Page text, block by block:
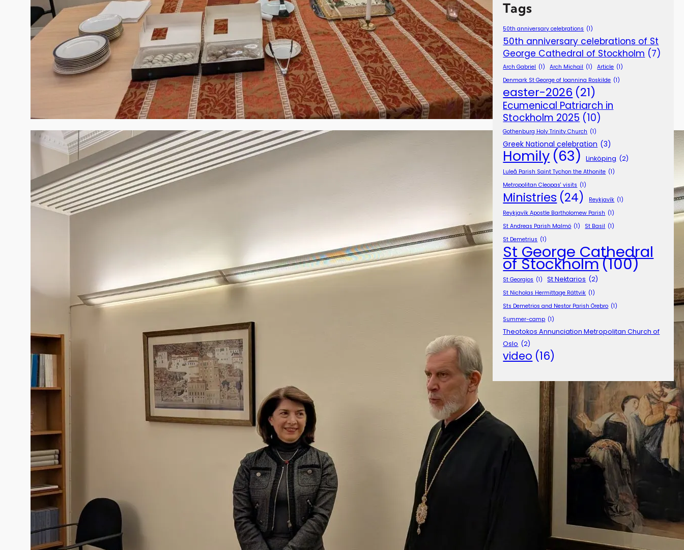
Tags
50th anniversary celebrations (1)
50th anniversary celebrations of St
George Cathedral of Stockholm (7)
Arch Gabriel (1) Arch Michail (1) Article (1)
Denmark St George of Ioannina Roskilde (1)
easter-2026 (21)
Ecumenical Patriarch in
Stockholm 2025 (10)
Gothenburg Holy Trinity Church (1)
Greek National celebration (3)
Homily (63) Linköping (2)
Luleå Parish Saint Tychon the Athonite (1)
Metropolitan Cleopas' visits (1)
Ministries (24) Reykjavík (1)
Reykjavík Apostle Bartholomew Parish (1)
St Andreas Parish Malmö (1) St Basil (1)
St Demetrius (1)
St George Cathedral
of Stockholm(100)
St Georgios (1) St Nektarios (2)
St Nicholas Hermittage Rättvik (1)
Sts Demetrios and Nestor Parish Örebro (1)
Summer-camp (1)
Theotokos Annunciation Metropolitan Church of
Oslo (2)
video (16)